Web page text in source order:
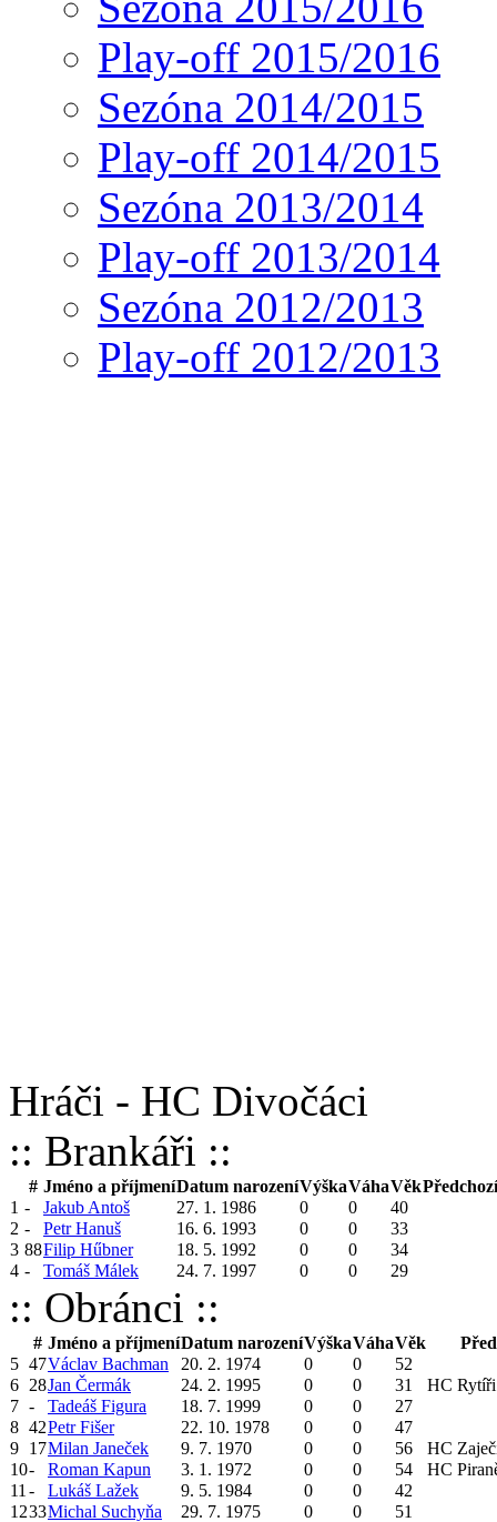
Play-off 2015/2016
Sezóna 2014/2015
Play-off 2014/2015
Sezóna 2013/2014
Play-off 2013/2014
Sezóna 2012/2013
Play-off 2012/2013
Hráči - HC Divočáci
:: Brankáři ::
# Jméno a příjmeníDatum narozeníVýškaVáhaVěk
1 - Jakub Antoš 27. 1. 1986 0 0
40
2 - Petr Hanuš 16. 6. 1993 0 0
33
3 88Filip Hűbner 18. 5. 1992 0 0
34
4 - Tomáš Málek 24. 7. 1997 0 0 29
:: Obránci ::
# Jméno a příjmeníDatum narozeníVýškaVáhaVěk
5 47Václav Bachman 20. 2. 1974 0 0
52
6 28Jan Čermák 24. 2. 1995 0 0 31
HC
7 - Tadeáš Figura 18. 7. 1999 0 0
27
8 42Petr Fišer 22. 10. 1978 0 0
47
9 17Milan Janeček 9. 7. 1970 0 0 56
HC
10- Roman Kapun 3. 1. 1972 0 0 54
HC
11 - Lukáš Lažek 9. 5. 1984 0 0
42
1233Michal Suchyňa 29. 7. 1975 0 0 51